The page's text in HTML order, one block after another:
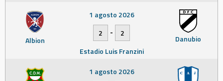
Albion Danubio
1 agosto 2026
2
-
2
Estadio Luis Franzini
1 agosto 2026